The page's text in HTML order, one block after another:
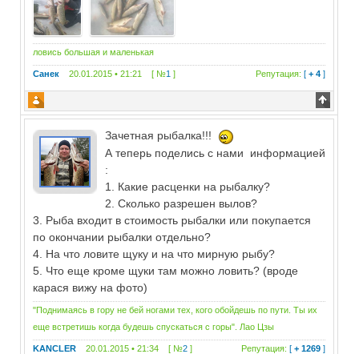
ловись большая и маленькая
Санек 20.01.2015 • 21:21 [ №1 ] Репутация: [+ 4 ]
Зачетная рыбалка!!!
А теперь поделись с нами информацией
:
1. Какие расценки на рыбалку?
2. Сколько разрешен вылов?
3. Рыба входит в стоимость рыбалки или покупается
по окончании рыбалки отдельно?
4. На что ловите щуку и на что мирную рыбу?
5. Что еще кроме щуки там можно ловить? (вроде
карася вижу на фото)
"Поднимаясь в гору не бей ногами тех, кого обойдешь по пути. Ты их
еще встретишь когда будешь спускаться с горы". Лао Цзы
KANCLER 20.01.2015 • 21:34 [ №2 ] Репутация: [+ 1269 ]